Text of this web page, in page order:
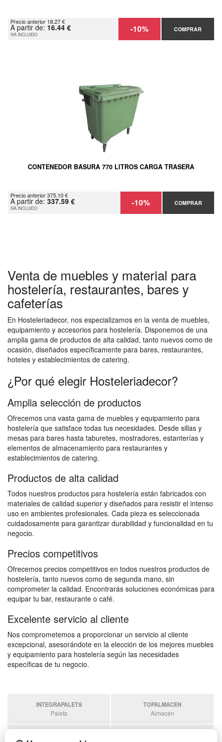
Precio anterior 18.27 €
A partir de: 16.44 €
IVA INCLUIDO -10% COMPRAR
CONTENEDOR BASURA 770 LITROS CARGA TRASERA
Precio anterior 375.10 €
A partir de: 337.59 €
IVA INCLUIDO -10% COMPRAR
Venta de muebles y material para
hostelería, restaurantes, bares y
cafeterías
En Hosteleriadecor, nos especializamos en la venta de muebles,
equipamiento y accesorios para hostelería. Disponemos de una
amplia gama de productos de alta calidad, tanto nuevos como de
ocasión, diseñados específicamente para bares, restaurantes,
hoteles y establecimientos de catering.
¿Por qué elegir Hosteleriadecor?
Amplia selección de productos
Ofrecemos una vasta gama de muebles y equipamiento para
hostelería que satisface todas tus necesidades. Desde sillas y
mesas para bares hasta taburetes, mostradores, estanterías y
elementos de almacenamiento para restaurantes y
establecimientos de catering.
Productos de alta calidad
Todos nuestros productos para hostelería están fabricados con
materiales de calidad superior y diseñados para resistir el intenso
uso en ambientes profesionales. Cada pieza es seleccionada
cuidadosamente para garantizar durabilidad y funcionalidad en tu
negocio.
Precios competitivos
Ofrecemos precios competitivos en todos nuestros productos de
hostelería, tanto nuevos como de segunda mano, sin
comprometer la calidad. Encontrarás soluciones económicas para
equipar tu bar, restaurante o café.
Excelente servicio al cliente
Nos comprometemos a proporcionar un servicio al cliente
excepcional, asesorándote en la elección de los mejores muebles
y equipamiento para hostelería según las necesidades
específicas de tu negocio.
INTEGRAPALETS
Palets
TOPALMACEN
Almacén